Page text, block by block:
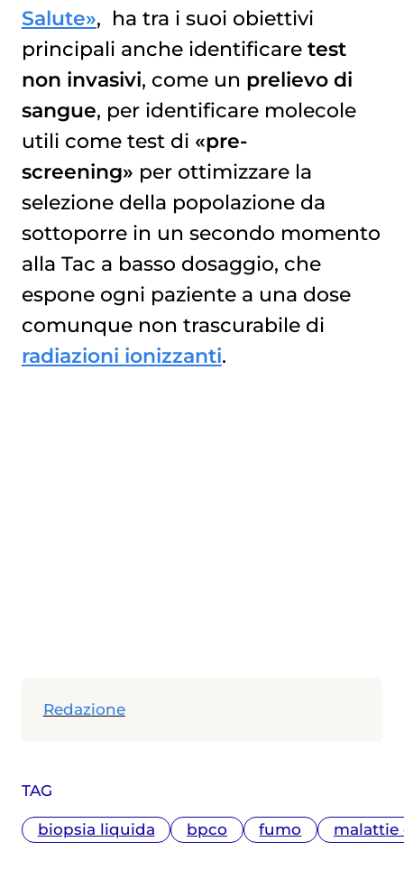
TAG
biopsia liquida bpco fumo malattie
Salute», ha tra i suoi obiettivi
principali anche identificare test
non invasivi, come un prelievo di
sangue, per identificare molecole
utili come test di «pre-
screening» per ottimizzare la
selezione della popolazione da
sottoporre in un secondo momento
alla Tac a basso dosaggio, che
espone ogni paziente a una dose
comunque non trascurabile di
radiazioni ionizzanti.
Redazione